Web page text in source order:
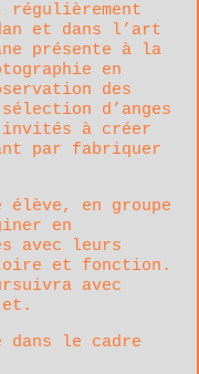
et dans l’art
présente à la
en
des
d’anges
à créer
par fabriquer
élève, en groupe
en
avec leurs
et fonction.
avec
le cadre